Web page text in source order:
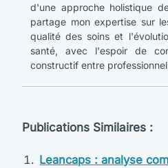
d'une approche holistique
partage mon expertise sur
qualité des soins et
santé, avec l'espoir de
constructif entre
Publications Similaires :
Leancaps : analyse